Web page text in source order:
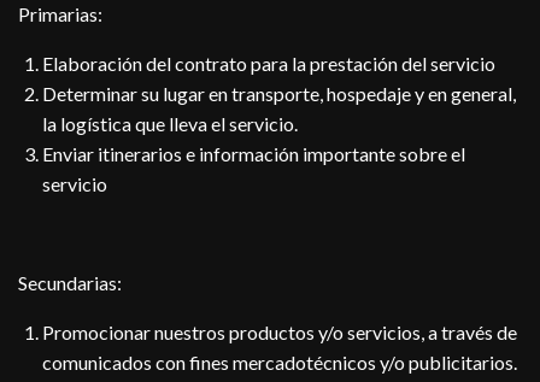
Primarias:
Elaboración del contrato para la prestación del servicio
Determinar su lugar en transporte, hospedaje y en general,
la logística que lleva el servicio.
Enviar itinerarios e información importante sobre el
servicio
Secundarias:
Promocionar nuestros productos y/o servicios, a través de
comunicados con fines mercadotécnicos y/o publicitarios.